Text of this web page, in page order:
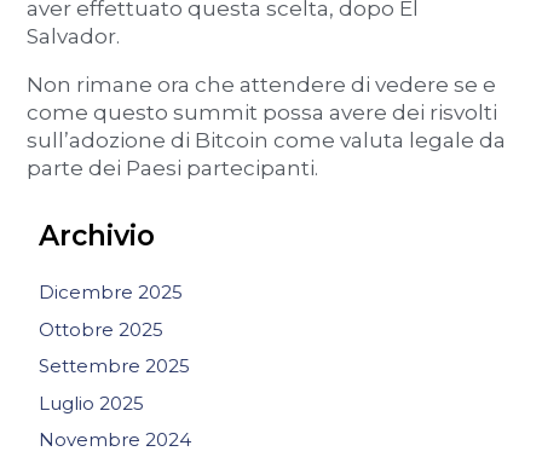
aver effettuato questa scelta, dopo El
Salvador.
Non rimane ora che attendere di vedere se e
come questo summit possa avere dei risvolti
sull’adozione di Bitcoin come valuta legale da
parte dei Paesi partecipanti.
Archivio
Dicembre 2025
Ottobre 2025
Settembre 2025
Luglio 2025
Novembre 2024